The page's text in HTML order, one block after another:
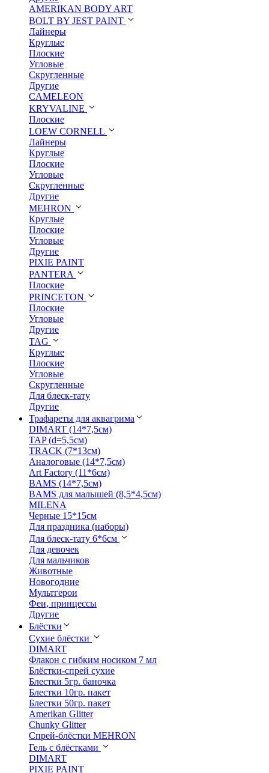
AMERIKAN BODY ART
BOLT BY JEST PAINT
Лайнеры
Круглые
Плоские
Угловые
Скругленные
Другие
CAMELEON
KRYVALINE
Плоские
LOEW CORNELL
Лайнеры
Круглые
Плоские
Угловые
Скругленные
Другие
MEHRON
Круглые
Плоские
Угловые
Другие
PIXIE PAINT
PANTERA
Плоские
PRINCETON
Плоские
Угловые
Другие
TAG
Круглые
Плоские
Угловые
Скругленные
Для блеск-тату
Другие
Трафареты для аквагрима
DIMART (14*7,5см)
TAP (d=5,5см)
TRACK (7*13см)
Аналоговые (14*7,5см)
Art Factory (11*6см)
BAMS (14*7,5см)
BAMS для малышей (8,5*4,5см)
MILENA
Черные 15*15см
Для праздника (наборы)
Для блеск-тату 6*6см
Для девочек
Для мальчиков
Животные
Новогодние
Мультгерои
Феи, принцессы
Другие
Блёстки
Сухие блёстки
DIMART
Флакон с гибким носиком 7 мл
Блёстки-спрей сухие
Блестки 5гр. баночка
Блестки 10гр. пакет
Блестки 50гр. пакет
Amerikan Glitter
Chunky Glitter
Спрей-блёстки MEHRON
Гель с блёстками
DIMART
PIXIE PAINT